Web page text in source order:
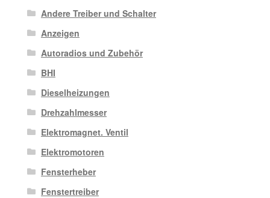
Andere Treiber und Schalter
Anzeigen
Autoradios und Zubehör
BHI
Dieselheizungen
Drehzahlmesser
Elektromagnet. Ventil
Elektromotoren
Fensterheber
Fenstertreiber